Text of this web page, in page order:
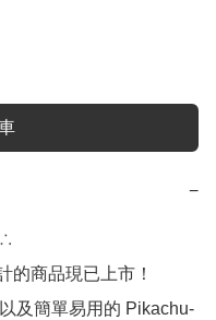
−
的商品現已上市！
及簡單易用的 Pikachu-